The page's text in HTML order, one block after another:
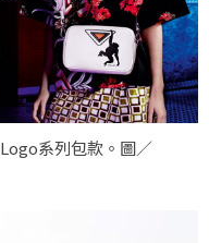
系列包款。圖／